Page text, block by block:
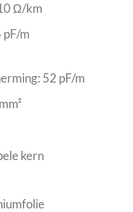
Ω/km
m
52 pF/m
kern